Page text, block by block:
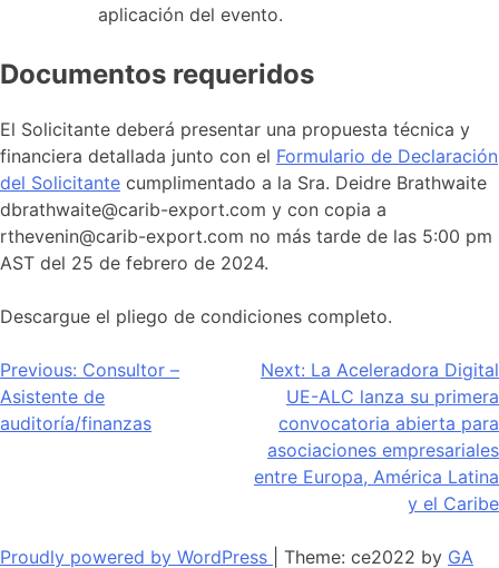
aplicación del evento.
Documentos requeridos
El Solicitante deberá presentar una propuesta técnica y
financiera detallada junto con el Formulario de Declaración
del Solicitante cumplimentado a la Sra. Deidre Brathwaite
dbrathwaite@carib-export.com y con copia a
rthevenin@carib-export.com no más tarde de las 5:00 pm
AST del 25 de febrero de 2024.
Descargue el pliego de condiciones completo.
Navegación
de
Previous: Consultor –
Asistente de
auditoría/finanzas
Next: La Aceleradora Digital
UE-ALC lanza su primera
convocatoria abierta para
asociaciones empresariales
entre Europa, América Latina
y el Caribe
Proudly powered by WordPress Theme: ce2022 by GA